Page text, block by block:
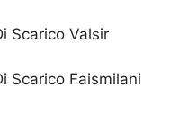
Scarico Valsir
Scarico Faismilani